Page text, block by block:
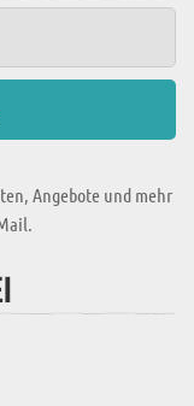
Angebote und mehr